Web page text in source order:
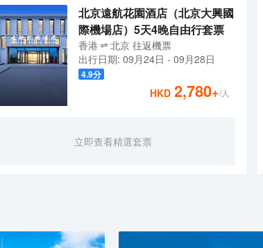
北京遠航花園酒店（北京大興國
際機場店）5天4晚自由行套票
香港 北京 往返機票
出行日期: 09月24日 - 09月28日
4.9分
HKD 2,780+/人
立即查看精選套票